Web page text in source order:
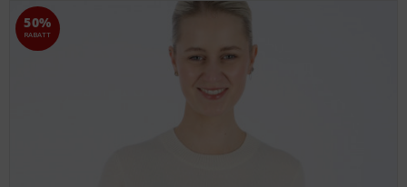
50%
RABATT